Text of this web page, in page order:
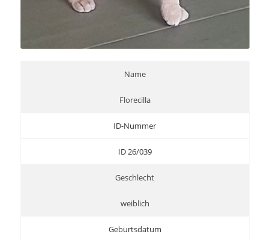
Name
Florecilla
ID-Nummer
ID 26/039
Geschlecht
weiblich
Geburtsdatum